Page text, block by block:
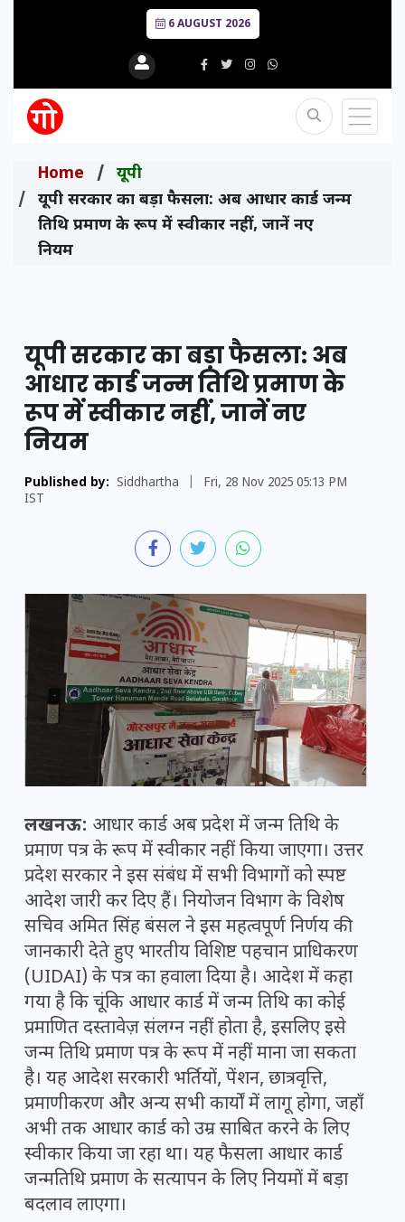
6 AUGUST 2026
Home
यूपी
यूपी सरकार का बड़ा फैसला: अब आधार कार्ड जन्म
तिथि प्रमाण के रूप में स्वीकार नहीं, जानें नए
नियम
यूपी सरकार का बड़ा फैसला: अब
आधार कार्ड जन्म तिथि प्रमाण के
रूप में स्वीकार नहीं, जानें नए
नियम
Published by: Siddhartha
Fri, 28 Nov 2025 05:13 PM
IST
लखनऊ: आधार कार्ड अब प्रदेश में जन्म तिथि के
प्रमाण पत्र के रूप में स्वीकार नहीं किया जाएगा। उत्तर
प्रदेश सरकार ने इस संबंध में सभी विभागों को स्पष्ट
आदेश जारी कर दिए हैं। नियोजन विभाग के विशेष
सचिव अमित सिंह बंसल ने इस महत्वपूर्ण निर्णय की
जानकारी देते हुए भारतीय विशिष्ट पहचान प्राधिकरण
(UIDAI) के पत्र का हवाला दिया है। आदेश में कहा
गया है कि चूंकि आधार कार्ड में जन्म तिथि का कोई
प्रमाणित दस्तावेज़ संलग्न नहीं होता है, इसलिए इसे
जन्म तिथि प्रमाण पत्र के रूप में नहीं माना जा सकता
है। यह आदेश सरकारी भर्तियों, पेंशन, छात्रवृत्ति,
प्रमाणीकरण और अन्य सभी कार्यों में लागू होगा, जहाँ
अभी तक आधार कार्ड को उम्र साबित करने के लिए
स्वीकार किया जा रहा था। यह फैसला आधार कार्ड
जन्मतिथि प्रमाण के सत्यापन के लिए नियमों में बड़ा
बदलाव लाएगा।